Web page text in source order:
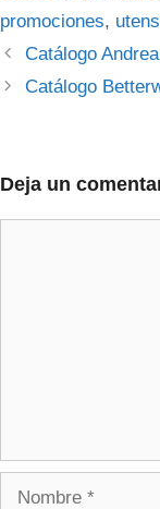
promociones,
Catálogo
Catálogo
Deja un